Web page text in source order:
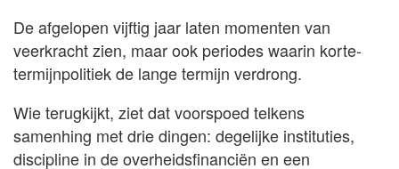
De afgelopen vijftig jaar laten momenten van
veerkracht zien, maar ook periodes waarin korte-
termijnpolitiek de lange termijn verdrong.
Wie terugkijkt, ziet dat voorspoed telkens
samenhing met drie dingen: degelijke instituties,
discipline in de overheidsfinanciën en een